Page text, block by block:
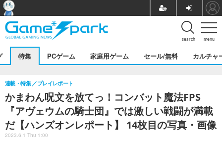
menu
search
特集 PCゲーム 家庭用ゲーム セール/無料 カルチャ
かまわん呪文を放てっ！コンバット魔法FPS
『アヴェウムの騎士団』では激しい戦闘が満載
だ【ハンズオンレポート】 14枚目の写真・画像
連載・特集 プレイレポート
2023.6.1 Thu 1:00